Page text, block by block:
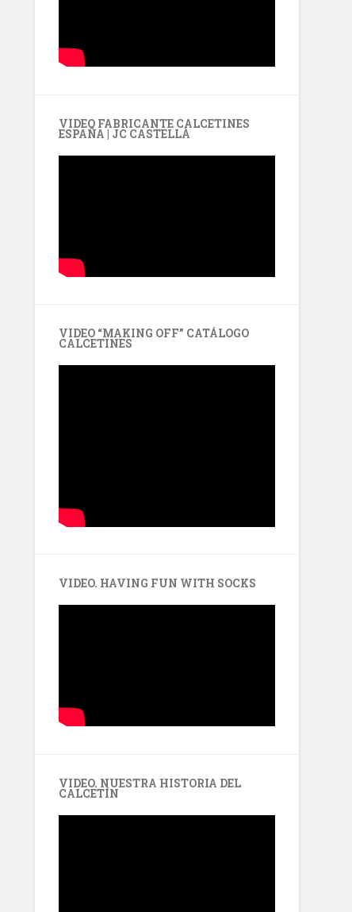
VIDEO FABRICANTE CALCETINES
ESPAÑA | JC CASTELLÀ
VIDEO “MAKING OFF” CATÁLOGO
CALCETINES
VIDEO. HAVING FUN WITH SOCKS
VIDEO. NUESTRA HISTORIA DEL
CALCETÍN